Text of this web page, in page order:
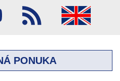
PONUKA